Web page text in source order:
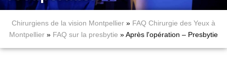
Chirurgiens de la vision Montpellier » FAQ Chirurgie des Yeux à
Montpellier » FAQ sur la presbytie »Après l'opération – Presbytie